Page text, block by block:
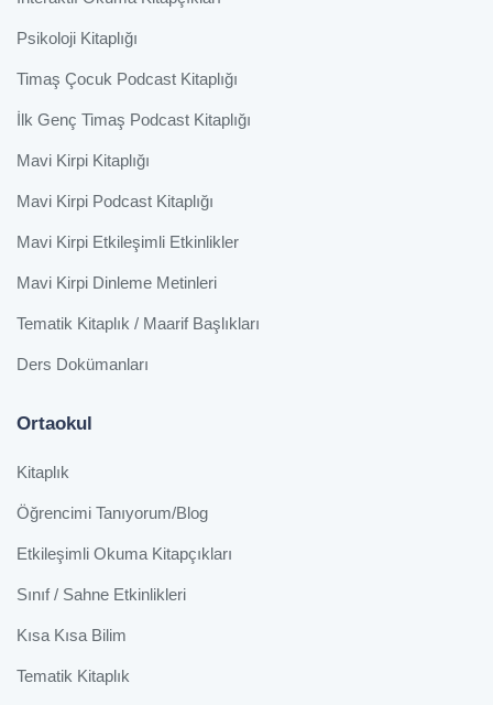
Psikoloji Kitaplığı
Timaş Çocuk Podcast Kitaplığı
İlk Genç Timaş Podcast Kitaplığı
Mavi Kirpi Kitaplığı
Mavi Kirpi Podcast Kitaplığı
Mavi Kirpi Etkileşimli Etkinlikler
Mavi Kirpi Dinleme Metinleri
Tematik Kitaplık / Maarif Başlıkları
Ders Dokümanları
Ortaokul
Kitaplık
Öğrencimi Tanıyorum/Blog
Etkileşimli Okuma Kitapçıkları
Sınıf / Sahne Etkinlikleri
Kısa Kısa Bilim
Tematik Kitaplık